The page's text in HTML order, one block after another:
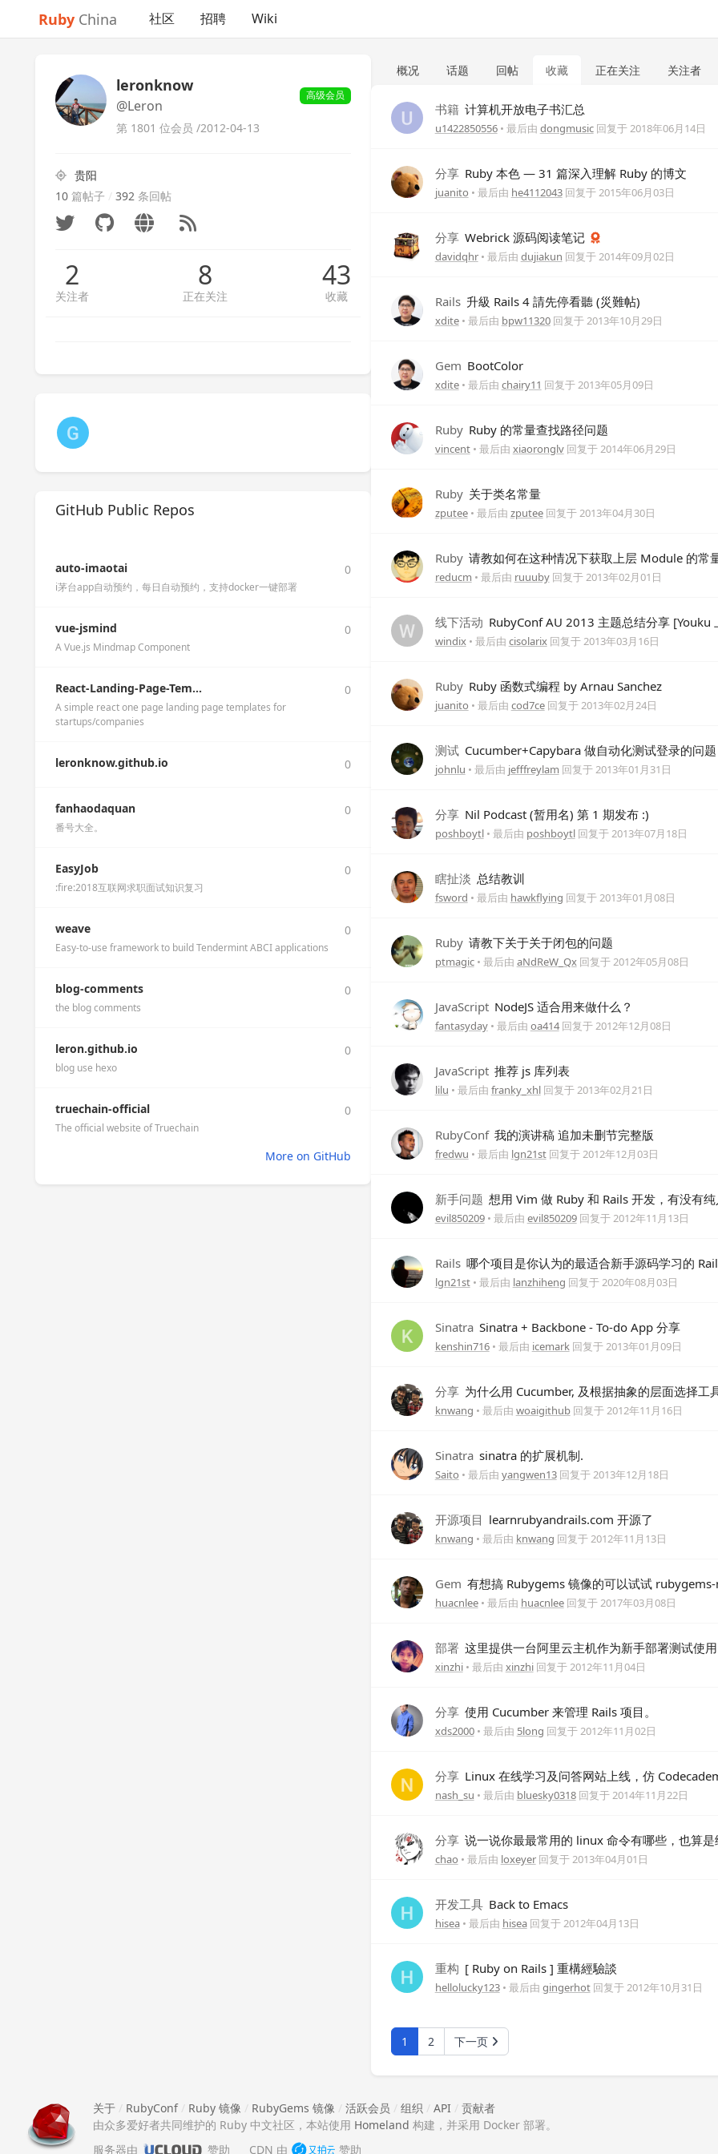
Ruby China 社区 招聘 Wiki
leronknow
@Leron
高级会员
第 1801 位会员 /2012-04-13
贵阳
10 篇帖子 / 392 条回帖
2
关注者
8
正在关注
43
收藏
GitHub Public Repos
auto-imaotai 0
i茅台app自动预约，每日自动预约，支持docker一键部署
vue-jsmind 0
A Vue.js Mindmap Component
React-Landing-Page-Tem... 0
A simple react one page landing page templates for
startups/companies
leronknow.github.io 0
fanhaodaquan 0
番号大全。
EasyJob 0
:fire:2018互联网求职面试知识复习
weave 0
Easy-to-use framework to build Tendermint ABCI applications
blog-comments 0
the blog comments
leron.github.io 0
blog use hexo
truechain-official 0
The official website of Truechain
More on GitHub
概况 话题 回帖 收藏 正在关注 关注者
书籍 计算机开放电子书汇总
u1422850556 • 最后由 dongmusic回复于2018年06月14日
分享 Ruby 本色 — 31 篇深入理解 Ruby 的博文
juanito • 最后由 he4112043回复于2015年06月03日
分享 Webrick 源码阅读笔记
davidqhr • 最后由 dujiakun 回复于2014年09月02日
Rails 升級 Rails 4 請先停看聽 (災難帖)
xdite • 最后由 bpw11320回复于2013年10月29日
Gem BootColor
xdite • 最后由 chairy11 回复于2013年05月09日
Ruby Ruby 的常量查找路径问题
vincent • 最后由 xiaoronglv回复于2014年06月29日
Ruby 关于类名常量
zputee • 最后由 zputee回复于2013年04月30日
Ruby 请教如何在这种情况下获取上层 Module 的常
reducm • 最后由 ruuuby回复于2013年02月01日
线下活动 RubyConf AU 2013 主题总结分享 [Youku
windix • 最后由 cisolarix回复于2013年03月16日
Ruby Ruby 函数式编程 by Arnau Sanchez
juanito • 最后由 cod7ce回复于2013年02月24日
测试 Cucumber+Capybara 做自动化测试登录的问题
johnlu • 最后由 jefffreylam 回复于2013年01月31日
分享 Nil Podcast (暂用名) 第 1 期发布 :)
poshboytl • 最后由 poshboytl回复于2013年07月18日
瞎扯淡 总结教训
fsword • 最后由 hawkflying 回复于2013年01月08日
Ruby 请教下关于关于闭包的问题
ptmagic • 最后由 aNdReW_Qx回复于2012年05月08日
JavaScript NodeJS 适合用来做什么？
fantasyday • 最后由 oa414回复于2012年12月08日
JavaScript 推荐 js 库列表
lilu • 最后由 franky_xhl回复于2013年02月21日
RubyConf 我的演讲稿 追加未删节完整版
fredwu • 最后由 lgn21st回复于2012年12月03日
新手问题 想用 Vim 做 Ruby 和 Rails 开发，有没有纯
evil850209 • 最后由 evil850209回复于2012年11月13日
Rails 哪个项目是你认为的最适合新手源码学习的
lgn21st • 最后由 lanzhiheng 回复于2020年08月03日
Sinatra Sinatra + Backbone - To-do App 分享
kenshin716 • 最后由 icemark回复于2013年01月09日
分享 为什么用 Cucumber, 及根据抽象的层面选择工
knwang • 最后由 woaigithub回复于2012年11月16日
Sinatra sinatra 的扩展机制.
Saito • 最后由 yangwen13回复于2013年12月18日
开源项目 learnrubyandrails.com 开源了
knwang • 最后由 knwang 回复于2012年11月13日
Gem 有想搞 Rubygems 镜像的可以试试
huacnlee • 最后由 huacnlee回复于2017年03月08日
部署 这里提供一台阿里云主机作为新手部署测试使
xinzhi • 最后由 xinzhi回复于2012年11月04日
分享 使用 Cucumber 来管理 Rails 项目。
xds2000 • 最后由 5long 回复于2012年11月02日
分享 Linux 在线学习及问答网站上线，仿
nash_su • 最后由 bluesky0318回复于2014年11月22日
分享 说一说你最最常用的 linux 命令有哪些，也算是
chao • 最后由 loxeyer回复于2013年04月01日
开发工具 Back to Emacs
hisea • 最后由 hisea回复于2012年04月13日
重构 [ Ruby on Rails ] 重構經驗談
hellolucky123 • 最后由 gingerhot回复于2012年10月31日
1 2 下一页
关于 / RubyConf/ Ruby 镜像 / RubyGems 镜像 / 活跃会员 / 组织 / API / 贡献者
由众多爱好者共同维护的 Ruby 中文社区，本站使用 Homeland 构建，并采用 Docker 部署。
服务器由
赞助 CDN 由 赞助